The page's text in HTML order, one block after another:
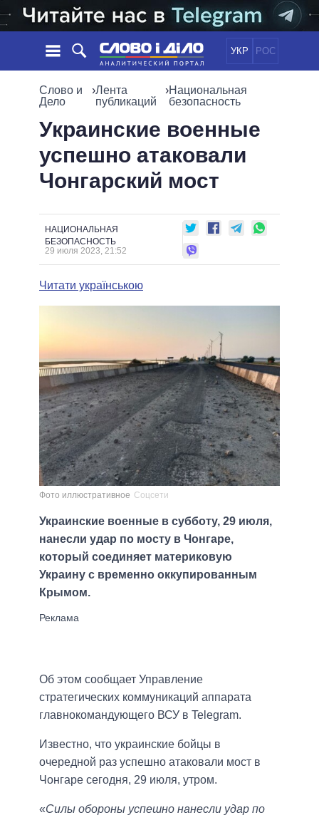
УКР РОС
НОВОСТИ
СОБЫТИЯ
СТАТЬИ
МНЕНИЯ
ДАЙДЖЕСТЫ
ОБЩЕСТВО
МИР
ПОЛИТИКИ
ВСЕ ПОЛИТИКИ
ВЕРХОВНАЯ РАДА
КАБИНЕТ МИНИСТРОВ
ГЛАВЫ ОБЛАДМИНИСТРАЦИЙ
МЭРЫ
ВСЕ ПЕРСОНЫ
ИНФОГРАФИКА
ВИДЕО
ПОДДЕРЖАТЬ
СРАВНЕНИЕ ПОЛИТИКОВ
Слово и
Дело
›Лента
публикаций
›Национальная
безопасность
Украинские военные
успешно атаковали
Чонгарский мост
НАЦИОНАЛЬНАЯ
БЕЗОПАСНОСТЬ
29 июля 2023, 21:52
Читати українською
Фото иллюстративное Соцсети
Украинские военные в субботу, 29 июля,
нанесли удар по мосту в Чонгаре,
который соединяет материковую
Украину с временно оккупированным
Крымом.
Об этом сообщает Управление
стратегических коммуникаций аппарата
главнокомандующего ВСУ в Telegram.
Известно, что украинские бойцы в
очередной раз успешно атаковали мост в
Чонгаре сегодня, 29 июля, утром.
«Силы обороны успешно нанесли удар по